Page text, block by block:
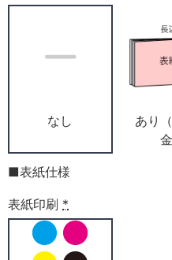
なし
あり
金
■表紙仕様
表紙印刷 *